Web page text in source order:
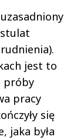
jest to
próby
pracy
się
jaka była